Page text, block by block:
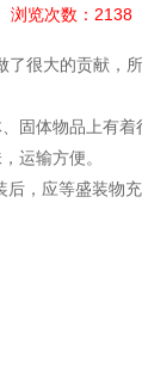
浏览次数：2138
很大的贡献，
固体物品上有着
运输方便。
，应等盛装物